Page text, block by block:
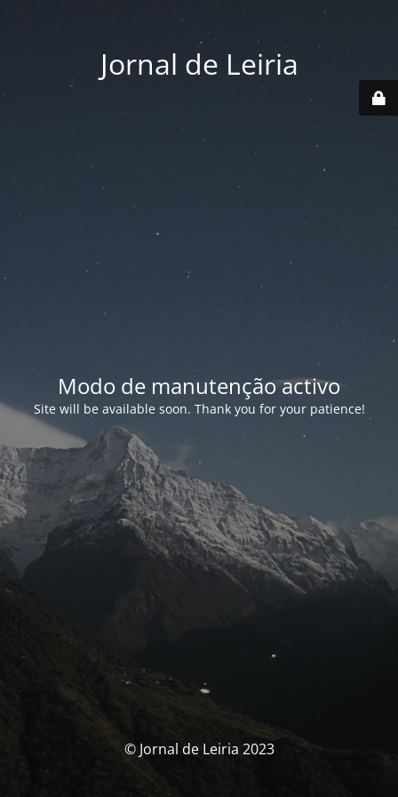
Jornal de Leiria
Modo de manutenção activo
Site will be available soon. Thank you for your patience!
© Jornal de Leiria 2023